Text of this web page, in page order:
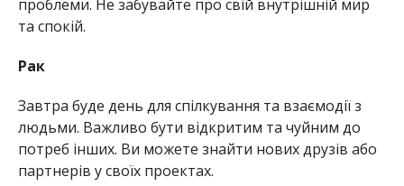
проблеми. Не забувайте про свій внутрішній мир
та спокій.
Рак
Завтра буде день для спілкування та взаємодії з
людьми. Важливо бути відкритим та чуйним до
потреб інших. Ви можете знайти нових друзів або
партнерів у своїх проектах.